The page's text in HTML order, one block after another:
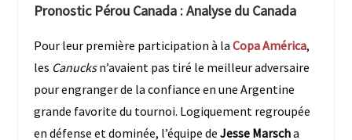
Pronostic Pérou Canada : Analyse du Canada
Pour leur première participation à la Copa América,
les Canucksn’avaient pas tiré le meilleur adversaire
pour engranger de la confiance en une Argentine
grande favorite du tournoi. Logiquement regroupée
en défense et dominée, l’équipe de Jesse Marscha